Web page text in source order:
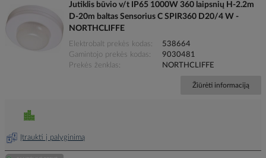
Jutiklis būvio v/t IP65 1000W 360 laipsnių H-2.2m
D-20m baltas Sensorius C SPIR360 D20/4 W -
NORTHCLIFFE
Elektrobalt prekės kodas
538664
Gamintojo prekės kodas
9030481
Prekės ženklas
NORTHCLIFFE
Žiūrėti informaciją
Įtraukti į palyginimą